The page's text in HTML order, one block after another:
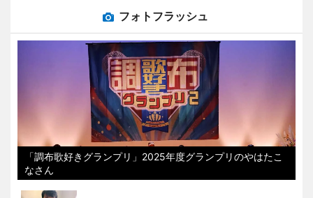
フォトフラッシュ
「調布歌好きグランプリ」2025年度グランプリのやはたこ
なさん